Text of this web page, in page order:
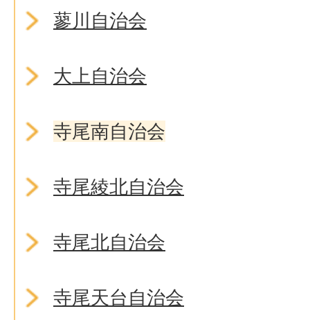
蓼川自治会
大上自治会
寺尾南自治会
寺尾綾北自治会
寺尾北自治会
寺尾天台自治会